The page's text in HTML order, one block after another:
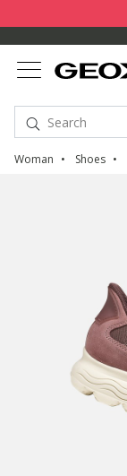
Woman Shoes